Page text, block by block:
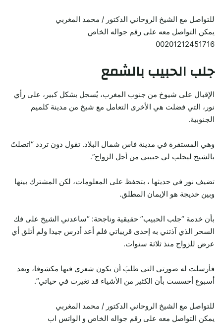
للتواصل مع الشيخ الروحاني الدكتور / محمد المغربي
يمكن التواصل معه على رقم جواله الخاص
00201212451716
جلب الحبيب بالشمع
الإقبال على شيوخ من جنوب المغرب، يُسجل بشكل كبير، على رأي
نور، التي فضلت هي الأخرى التعامل مع شيخ من مدينة كلميم
الجنوبية.
وهي المستقرة في مدينة فاس شمال البلاد. تقول دون تردد “اتصلتُ
بالشيخ ليجلب لي حبيبي من أجل الزواج”.
تضيف نور في حديثها ، بتحفظ على المعلومات، لكن المشترك بينها
وبين خديجة هو الإيمان المطلق.
بأن خدمة “جلب الحبيب” حقيقية وناجحة: “ساعدني الشيخ على فك
السحر الذي آذتني به إحدى قريباتي فلم أعد أدرس جيدا ولم أتلق أي
عرض للزواج منذ ثلاثة سنوات.
فأرسلت له صورتي التي طلبَ أن يكون شعري فيها مكشوفا، وبعد
أسبوع أحسست بأن الكثير من الأشياء قد تغيرت في حياتي”.
للتواصل مع الشيخ الروحاني الدكتور / محمد المغربي
يمكن التواصل معه على رقم جواله الخاص و الواتس اب